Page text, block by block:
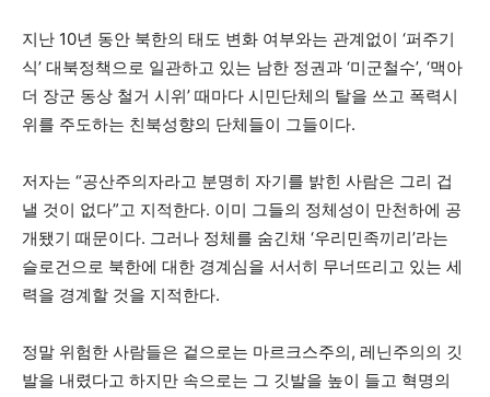
지난 10년 동안 북한의 태도 변화 여부와는 관계없이 ‘퍼주기
식’ 대북정책으로 일관하고 있는 남한 정권과 ‘미군철수’, ‘맥아
더 장군 동상 철거 시위’ 때마다 시민단체의 탈을 쓰고 폭력시
위를 주도하는 친북성향의 단체들이 그들이다.
저자는 “공산주의자라고 분명히 자기를 밝힌 사람은 그리 겁
낼 것이 없다”고 지적한다. 이미 그들의 정체성이 만천하에 공
개됐기 때문이다. 그러나 정체를 숨긴채 ‘우리민족끼리’라는
슬로건으로 북한에 대한 경계심을 서서히 무너뜨리고 있는 세
력을 경계할 것을 지적한다.
정말 위험한 사람들은 겉으로는 마르크스주의, 레닌주의의 깃
발을 내렸다고 하지만 속으로는 그 깃발을 높이 들고 혁명의